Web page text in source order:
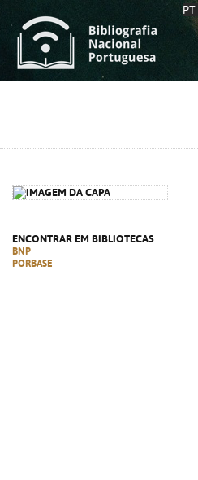
PT
ENCONTRAR EM BIBLIOTECAS
BNP
PORBASE